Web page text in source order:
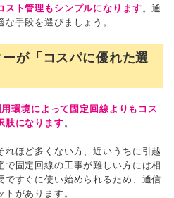
スト管理もシンプルになります 。通
手段を選びましょう。
が「コスパに優れた選
環境によって固定回線よりもコス
肢になります 。
ほど多くない方、近いうちに引越
で固定回線の工事が難しい方には相
ですぐに使い始められるため、通信
があります。